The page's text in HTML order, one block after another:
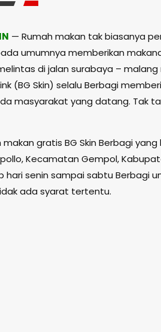
— Rumah makan tak biasanya
umumnya memberikan
di jalan surabaya –
(BG Skin) selalu Berbagi
masyarakat yang datang. Tak
gratis BG Skin Berbagi
Kecamatan Gempol,
hari senin sampai sabtu Berbagi
ada syarat tertentu.